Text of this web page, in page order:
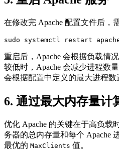
在修改完 Apache 配置文件后，
sudo systemctl restart
重启后，Apache 会根据负载情
较低时，Apache 会减少进程数
会根据配置中定义的最大进程数
6. 通过最大内存量计
优化 Apache 的关键在于高负载
务器的总内存量和每个 Apache
最优的 MaxClients 值。